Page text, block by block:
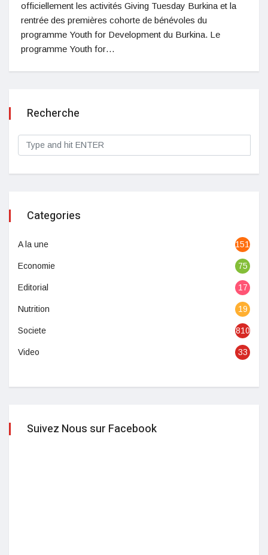
officiellement les activités Giving Tuesday Burkina et la
rentrée des premières cohorte de bénévoles du
programme Youth for Development du Burkina. Le
programme Youth for…
Recherche
Categories
A la une 1513
Economie 75
Editorial 17
Nutrition 19
Societe 810
Video 33
Suivez Nous sur Facebook